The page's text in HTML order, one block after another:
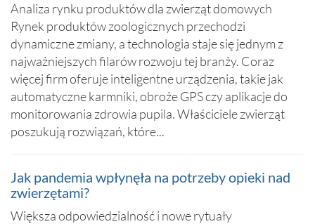
Analiza rynku produktów dla zwierząt domowych
Rynek produktów zoologicznych przechodzi
dynamiczne zmiany, a technologia staje się jednym z
najważniejszych filarów rozwoju tej branży. Coraz
więcej firm oferuje inteligentne urządzenia, takie jak
automatyczne karmniki, obroże GPS czy aplikacje do
monitorowania zdrowia pupila. Właściciele zwierząt
poszukują rozwiązań, które...
Jak pandemia wpłynęła na potrzeby opieki nad
zwierzętami?
Większa odpowiedzialność i nowe rytuały